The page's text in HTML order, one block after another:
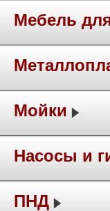
Мебель
Мойки
Насосы и
ПНД